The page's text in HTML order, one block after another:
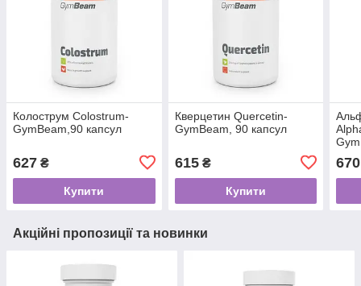
Колострум Colostrum-
GymBeam,90 капсул
627 ₴
Купити
Кверцетин Quercetin-
GymBeam, 90 капсул
615₴
Купити
670
Акційні пропозиції та новинки